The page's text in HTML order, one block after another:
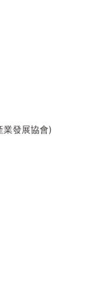
業發展協會)